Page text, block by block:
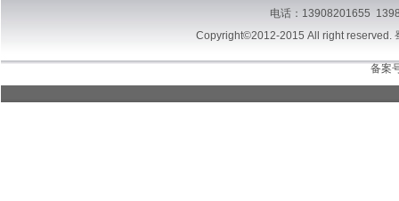
电话：13908201655
Copyright©2012-2015 All right reserved.
备案